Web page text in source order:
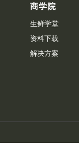
商学院
生鲜学堂
资料下载
解决方案